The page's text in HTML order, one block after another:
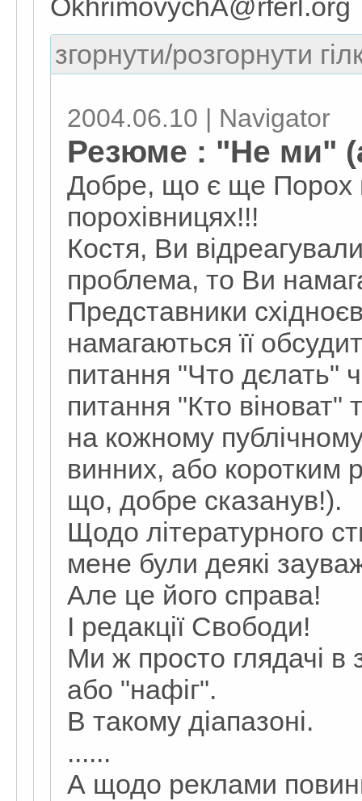
OkhrimovychA@rferl.org
згорнути/розгорнути
2004.06.10 | Navigator
Резюме : "Не ми"
Добре, що є ще Порох
порохівницях!!!
Костя, Ви
проблема, то Ви
Представники
намагаються її
питання "Что дєлать"
питання "Кто віноват"
на кожному
винних, або коротким
що, добре сказанув!).
Щодо літературного
мене були деякі
Але це його справа!
І редакції Свободи!
Ми ж просто глядачі в
або "нафіг".
В такому діапазоні.
......
А щодо реклами